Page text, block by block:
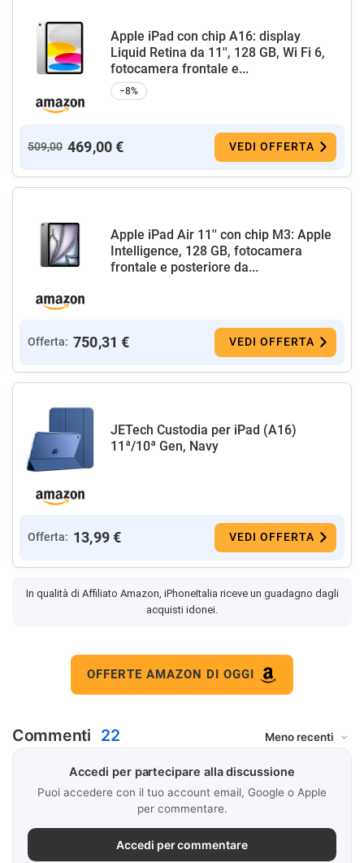
Apple iPad con chip A16: display
Liquid Retina da 11'', 128 GB, Wi Fi 6,
fotocamera frontale e...
−8%
509,00 469,00 € VEDI OFFERTA
Apple iPad Air 11'' con chip M3: Apple
Intelligence, 128 GB, fotocamera
frontale e posteriore da...
Offerta: 750,31 € VEDI OFFERTA
JETech Custodia per iPad (A16)
11ª/10ª Gen, Navy
Offerta: 13,99 € VEDI OFFERTA
In qualità di Affiliato Amazon, iPhoneItalia riceve un guadagno dagli
acquisti idonei.
OFFERTE AMAZON DI OGGI
Commenti 22
Accedi per partecipare alla discussione
Puoi accedere con il tuo account email, Google o Apple
per commentare.
Accedi per commentare